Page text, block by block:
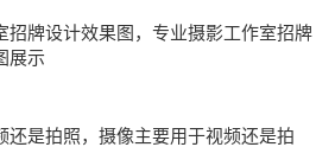
招牌设计效果图，专业摄影工作室招牌
展示
还是拍照，摄像主要用于视频还是拍